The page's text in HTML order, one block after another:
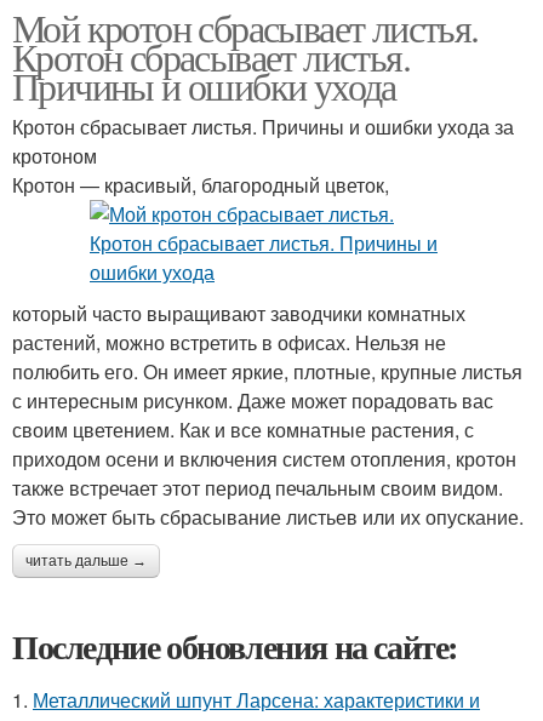
Мой кротон сбрасывает листья.
Кротон сбрасывает листья.
Причины и ошибки ухода
Кротон сбрасывает листья. Причины и ошибки ухода за
кротоном
Кротон — красивый, благородный цветок,
который часто выращивают заводчики комнатных
растений, можно встретить в офисах. Нельзя не
полюбить его. Он имеет яркие, плотные, крупные листья
с интересным рисунком. Даже может порадовать вас
своим цветением. Как и все комнатные растения, с
приходом осени и включения систем отопления, кротон
также встречает этот период печальным своим видом.
Это может быть сбрасывание листьев или их опускание.
читать дальше →
Последние обновления на сайте:
1. Металлический шпунт Ларсена: характеристики и